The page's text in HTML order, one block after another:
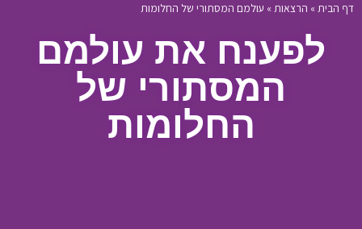
דף הבית » הרצאות » עולמם המסתורי של החלומות​
לפענח את עולמם
המסתורי של
החלומות​